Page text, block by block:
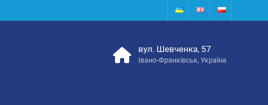
вул. Шевченка, 57
Івано-Франківськ, Україна